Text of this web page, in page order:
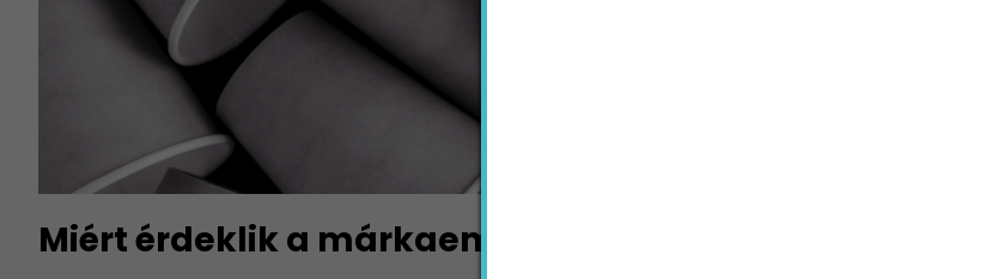
Miért érdeklik a márkaemlítések a SEO